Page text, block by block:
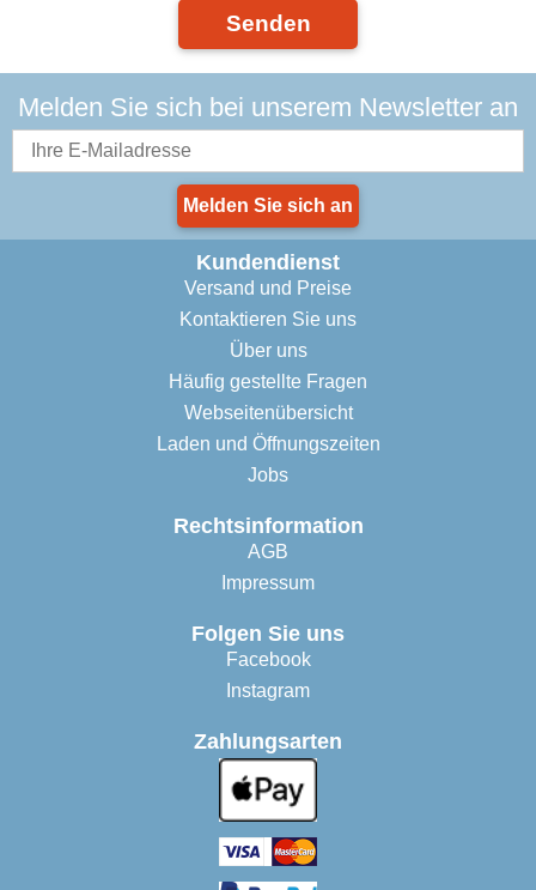
Senden
Melden Sie sich bei unserem Newsletter an
Melden Sie sich an
Kundendienst
Versand und Preise
Kontaktieren Sie uns
Über uns
Häufig gestellte Fragen
Webseitenübersicht
Laden und Öffnungszeiten
Jobs
Rechtsinformation
AGB
Impressum
Folgen Sie uns
Facebook
Instagram
Zahlungsarten